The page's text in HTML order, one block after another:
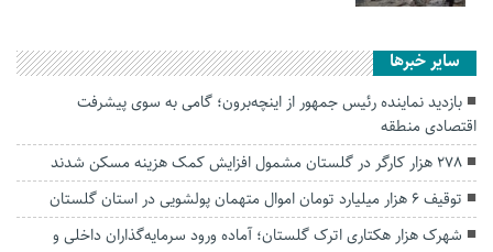
سایر خبرها
بازدید نماینده رئیس جمهور از اینچه‌برون؛ گامی به سوی پیشرفت
اقتصادی منطقه
۲۷۸ هزار کارگر در گلستان مشمول افزایش کمک هزینه مسکن شدند
توقیف ۶ هزار میلیارد تومان اموال متهمان پولشویی در استان گلستان
شهرک هزار هکتاری اترک گلستان؛ آماده ورود سرمایه‌گذاران داخلی و